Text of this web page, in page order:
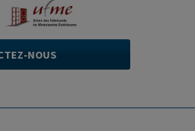
NOUS